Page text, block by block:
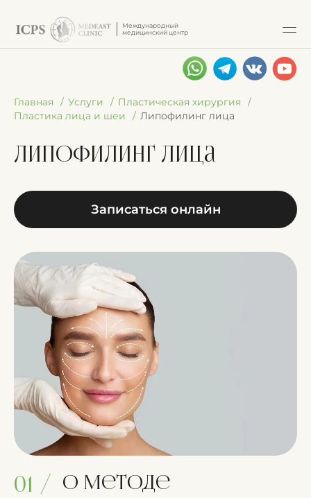
Международный
медицинский центр
Главная Услуги
Пластическая хирургия
Пластика лица и шеи
Липофилинг лица
Липофилинг лица
Записаться онлайн
01 / О методе